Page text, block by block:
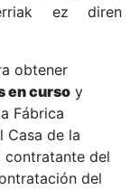
ez diren
obtener
en curso y
Fábrica
Casa de la
contratante del
del